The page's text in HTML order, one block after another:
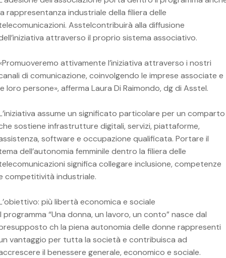
rappresentanza industriale della filiera delle
Asstelcontribuirà alla diffusione
attraverso il proprio sistema associativo.
attivamente l’iniziativa attraverso i nostri
di comunicazione, coinvolgendo le imprese associate e
loro persone», afferma Laura Di Raimondo, dg di Asstel.
assume un significato particolare per un comparto
sostiene infrastrutture digitali, servizi, piattaforme,
software e occupazione qualificata. Portare il
dell’autonomia femminile dentro la filiera delle
significa collegare inclusione, competenze
competitività industriale.
più libertà economica e sociale
programma “Una donna, un lavoro, un conto” nasce dal
ch la piena autonomia delle donne rappresenti
vantaggio per tutta la società e contribuisca ad
il benessere generale, economico e sociale.